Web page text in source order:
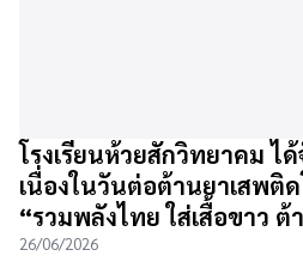
โรงเรียนห้วยสักวิทยาคม ไ
เนื่องในวันต่อต้านยาเสพติ
“รวมพลังไทย ใส่เสื้อขาว
26/06/2026